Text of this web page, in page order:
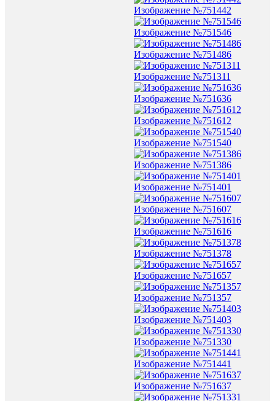
Изображение №751442
Изображение №751546
Изображение №751486
Изображение №751311
Изображение №751636
Изображение №751612
Изображение №751540
Изображение №751386
Изображение №751401
Изображение №751607
Изображение №751616
Изображение №751378
Изображение №751657
Изображение №751357
Изображение №751403
Изображение №751330
Изображение №751441
Изображение №751637